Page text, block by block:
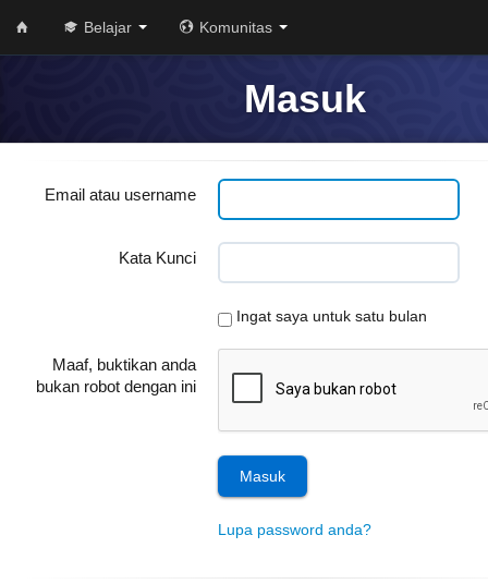
Belajar Komunitas
Masuk
Email atau username
Kata Kunci
Ingat saya untuk satu bulan
Maaf, buktikan anda
bukan robot dengan ini
Lupa password anda?